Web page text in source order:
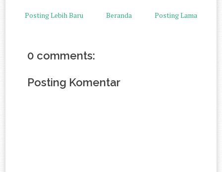
Posting Lebih Baru Posting Lama
Beranda
0 comments:
Posting Komentar